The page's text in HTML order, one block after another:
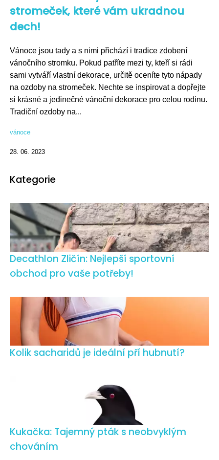
stromeček, které vám ukradnou
dech!
Vánoce jsou tady a s nimi přichází i tradice zdobení
vánočního stromku. Pokud patříte mezi ty, kteří si rádi
sami vytváří vlastní dekorace, určitě oceníte tyto nápady
na ozdoby na stromeček. Nechte se inspirovat a dopřejte
si krásné a jedinečné vánoční dekorace pro celou rodinu.
Tradiční ozdoby na...
vánoce
28. 06. 2023
Kategorie
Decathlon Zličín: Nejlepší sportovní
obchod pro vaše potřeby!
Kolik sacharidů je ideální pří hubnutí?
Kukačka: Tajemný pták s neobvyklým
chováním